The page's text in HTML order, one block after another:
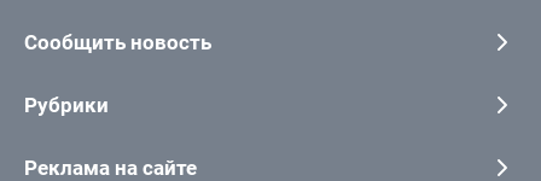
Сообщить новость
Рубрики
Реклама на сайте